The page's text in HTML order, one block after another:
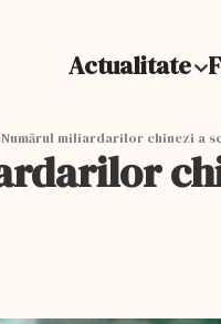
Actualitate
Numărul miliardarilor chinezi a